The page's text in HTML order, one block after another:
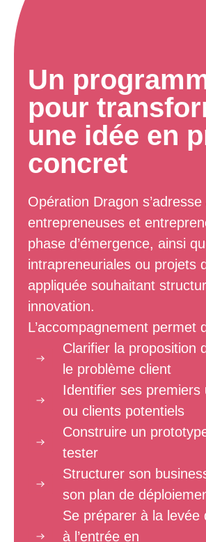
Un
pour
une idée en
concret
Opération Dragon s’adresse
entrepreneuses et
phase d’émergence, ainsi
intrapreneuriales ou projets
appliquée souhaitant
innovation.
L’accompagnement permet
Clarifier la proposition
le problème client
Identifier ses premiers
ou clients potentiels
Construire un
tester
Structurer son
son plan de
Se préparer à la levée
à l’entrée en